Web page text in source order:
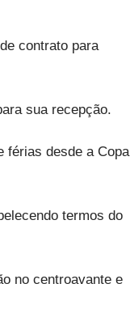
contrato para
sua recepção.
férias desde a Copa
termos do
no centroavante e